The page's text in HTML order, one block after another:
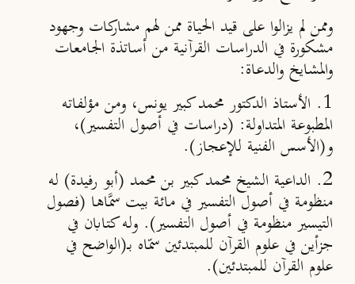
وممن لم يزالوا على قيد الحياة ممن لهم مشاركات وجهود
مشكورة في الدراسات القرآنية من أساتذة الجامعات
والمشايخ والدعاة:
1. الأستاذ الدكتور محمد كبير يونس، ومن مؤلفاته
المطبوعة المتداولة: (دراسات في أصول التفسير)،
و(الأسس الفنية للإعجاز).
2. الداعية الشيخ محمد كبير بن محمد (أبو رفيدة) له
منظومة في أصول التفسير في مائة بيت سمَّاها (فصول
التيسير منظومة في أصول التفسير). وله كتابان في
جزأين في علوم القرآن للمبتدئين سمّاه بــ(الواضح في
علوم القرآن للمبتدئين).